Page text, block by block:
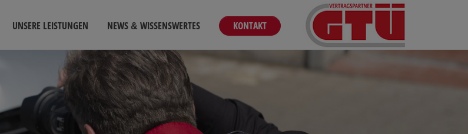
UNSERE LEISTUNGEN NEWS & WISSENSWERTES KONTAKT